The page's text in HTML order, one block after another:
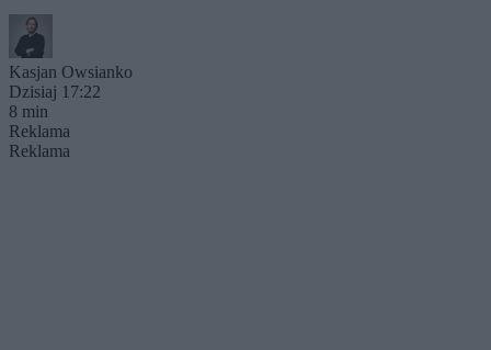
Kasjan Owsianko
Dzisiaj 17:22
8 min
Reklama
Reklama